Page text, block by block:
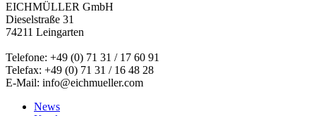
EICHMÜLLER GmbH
Dieselstraße 31
74211 Leingarten
Telefone: +49 (0) 71 31 / 17 60 91
Telefax: +49 (0) 71 31 / 16 48 28
E-Mail: info@eichmueller.com
News